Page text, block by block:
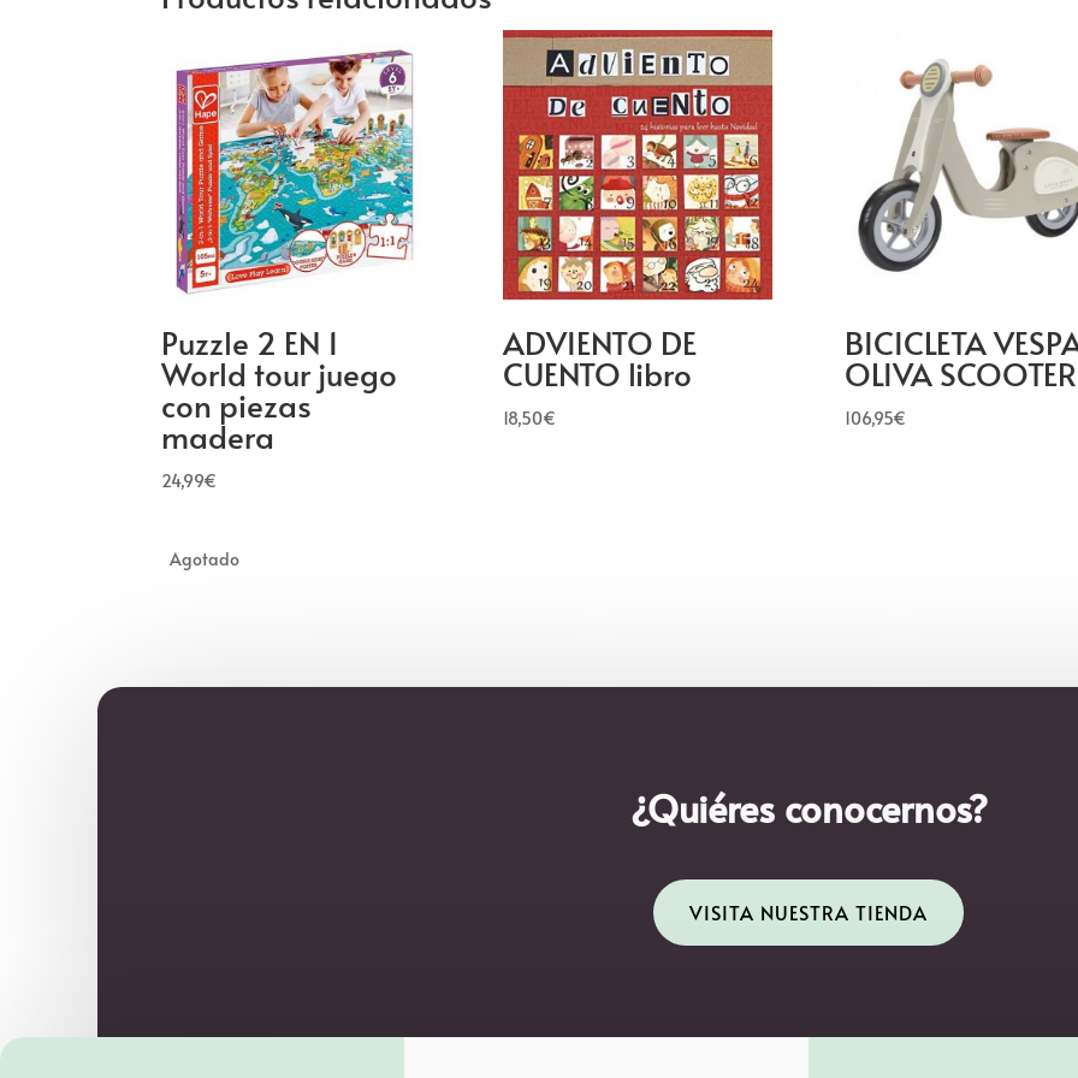
Puzzle 2 EN 1
World tour juego
con piezas
madera
24,99€
ADVIENTO DE
CUENTO libro
18,50€
BICICLETA
OLIVA SCOOTER
106,95€
¿Quiéres conocernos?
VISITA NUESTRA TIENDA